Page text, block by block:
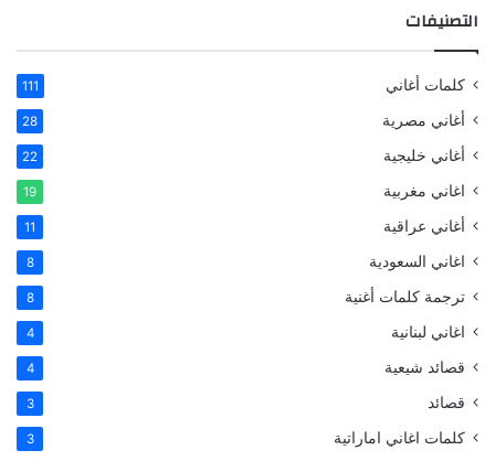
التصنيفات
كلمات أغاني 111
أغاني مصرية 28
أغاني خليجية 22
اغاني مغربية 19
أغاني عراقية 11
اغاني السعودية 8
ترجمة كلمات أغنية 8
اغاني لبنانية 4
قصائد شيعية 4
قصائد 3
كلمات اغاني اماراتية 3